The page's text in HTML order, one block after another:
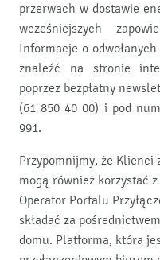
przerwach w dostawie
wcześniejszych
Informacje o
znaleźć na stronie
poprzez bezpłatny
(61 850 40 00) i pod
991.
Przypomnijmy, że Klienci
mogą również korzystać
Operator Portalu
składać za
domu. Platforma, która